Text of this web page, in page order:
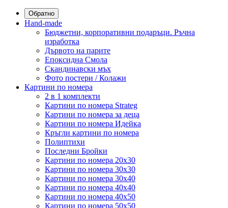
Обратно
Hand-made
Бюджетни, корпоративни подаръци. Ръчна
изработка
Дървото на парите
Епоксидна Смола
Скандинавски мъх
Фото постери / Колажи
Картини по номера
2 в 1 комплекти
Картини по номера Strateg
Картини по номера за деца
Картини по номера Идейка
Кръгли картини по номера
Полиптихи
Последни Бройки
Картини по номера 20x30
Картини по номера 30x30
Картини по номера 30x40
Картини по номера 40x40
Картини по номера 40x50
Картини по номера 50x50